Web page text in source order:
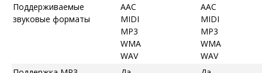
Поддерживаемые
звуковые форматы
AAC
MIDI
MP3
WMA
WAV
AAC
MIDI
MP3
WMA
WAV